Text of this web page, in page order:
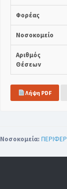
Φορέας
Νοσοκομείο
Αριθμός
Θέσεων
Λήψη PDF
Νοσοκομεία: